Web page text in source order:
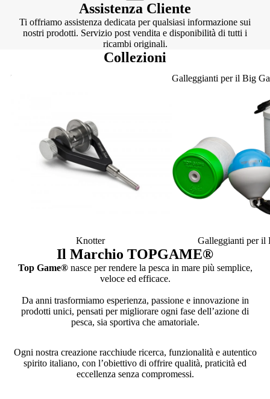
Assistenza Cliente
Ti offriamo assistenza dedicata per qualsiasi informazione sui
nostri prodotti. Servizio post vendita e disponibilità di tutti i
ricambi originali.
Collezioni
Knotter
Knotter
Galleggianti per il Big
Galleggianti per il
Il Marchio TOPGAME®
Top Game®nasce per rendere la pesca in mare più semplice,
veloce ed efficace.
Da anni trasformiamo esperienza, passione e innovazione in
prodotti unici, pensati per migliorare ogni fase dell’azione di
pesca, sia sportiva che amatoriale.
Ogni nostra creazione racchiude ricerca, funzionalità e autentico
spirito italiano, con l’obiettivo di offrire qualità, praticità ed
eccellenza senza compromessi.